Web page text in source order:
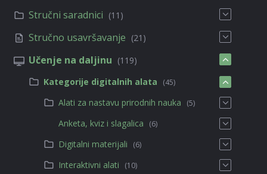
Stručni saradnici (11)
Stručno usavršavanje (21)
Učenje na daljinu (119)
Kategorije digitalnih alata
(45)
Alati za nastavu prirodnih nauka (5)
Anketa, kviz i slagalica (6)
Digitalni materijali (6)
Interaktivni alati (10)